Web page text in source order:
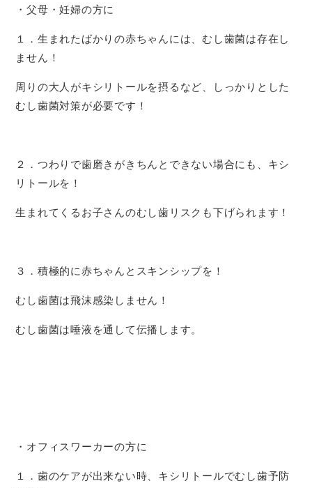
・父母・妊婦の方に
１．生まれたばかりの赤ちゃんには、むし歯菌は存在し
ません！
周りの大人がキシリトールを摂るなど、しっかりとした
むし歯菌対策が必要です！
２．つわりで歯磨きがきちんとできない場合にも、キシ
リトールを！
生まれてくるお子さんのむし歯リスクも下げられます！
３．積極的に赤ちゃんとスキンシップを！
むし歯菌は飛沫感染しません！
むし歯菌は唾液を通して伝播します。
・オフィスワーカーの方に
１．歯のケアが出来ない時、キシリトールでむし歯予防